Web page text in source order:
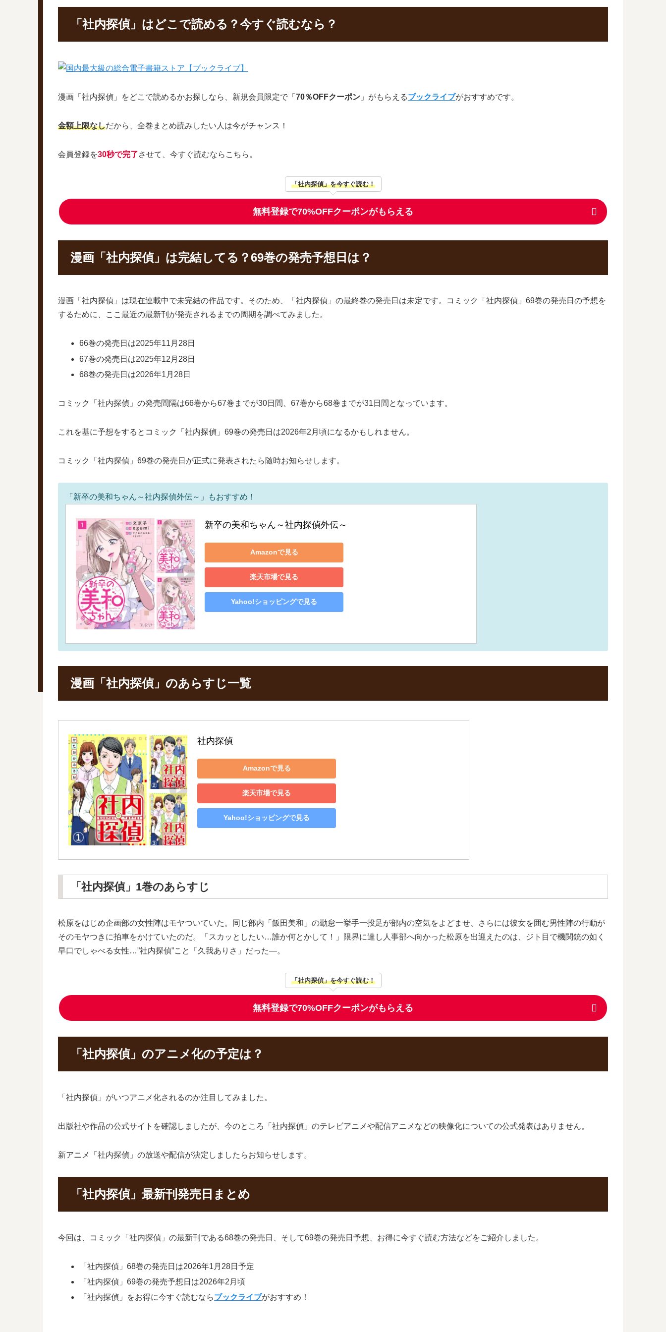
「社内探偵」はどこで読める？今すぐ読むなら？
漫画「社内探偵」をどこで読めるかお探しなら、新規会員限定で「 70％OFFクーポン 」がもらえるブックライブがおすすめです。
金額上限なしだから、全巻まとめ読みしたい人は今がチャンス！
会員登録を30秒で完了させて、今すぐ読むならこちら。
「社内探偵」を今すぐ読む！
無料登録で70%OFFクーポンがもらえる
漫画「社内探偵」は完結してる？69巻の発売予想日は？
漫画「社内探偵」は現在連載中で未完結の作品です。そのため、「社内探偵」の最終巻の発売日は未定です。コミック「社内探偵」69巻の発売日の予想を
するために、ここ最近の最新刊が発売されるまでの周期を調べてみました。
66巻の発売日は2025年11月28日
67巻の発売日は2025年12月28日
68巻の発売日は2026年1月28日
コミック「社内探偵」の発売間隔は66巻から67巻までが30日間、67巻から68巻までが31日間となっています。
これを基に予想をするとコミック「社内探偵」69巻の発売日は2026年2月頃になるかもしれません。
コミック「社内探偵」69巻の発売日が正式に発表されたら随時お知らせします。
「新卒の美和ちゃん～社内探偵外伝～」もおすすめ！
新卒の美和ちゃん～社内探偵外伝～
Amazonで見る
楽天市場で見る
Yahoo!ショッピングで見る
漫画「社内探偵」のあらすじ一覧
社内探偵
Amazonで見る
楽天市場で見る
Yahoo!ショッピングで見る
「社内探偵」1巻のあらすじ
松原をはじめ企画部の女性陣はモヤついていた。同じ部内「飯田美和」の勤怠一挙手一投足が部内の空気をよどませ、さらには彼女を囲む男性陣の行動が
そのモヤつきに拍車をかけていたのだ。「スカッとしたい…誰か何とかして！」限界に達し人事部へ向かった松原を出迎えたのは、ジト目で機関銃の如く
早口でしゃべる女性…”社内探偵”こと「久我ありさ」だった―。
「社内探偵」を今すぐ読む！
無料登録で70%OFFクーポンがもらえる
「社内探偵」のアニメ化の予定は？
「社内探偵」がいつアニメ化されるのか注目してみました。
出版社や作品の公式サイトを確認しましたが、今のところ「社内探偵」のテレビアニメや配信アニメなどの映像化についての公式発表はありません。
新アニメ「社内探偵」の放送や配信が決定しましたらお知らせします。
「社内探偵」最新刊発売日まとめ
今回は、コミック「社内探偵」の最新刊である68巻の発売日、そして69巻の発売日予想、お得に今すぐ読む方法などをご紹介しました。
「社内探偵」68巻の発売日は2026年1月28日予定
「社内探偵」69巻の発売予想日は2026年2月頃
「社内探偵」をお得に今すぐ読むならブックライブがおすすめ！